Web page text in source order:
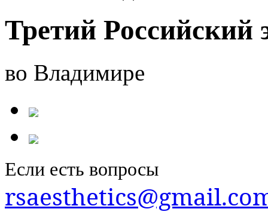
Третий Российский
во Владимире
Если есть вопросы